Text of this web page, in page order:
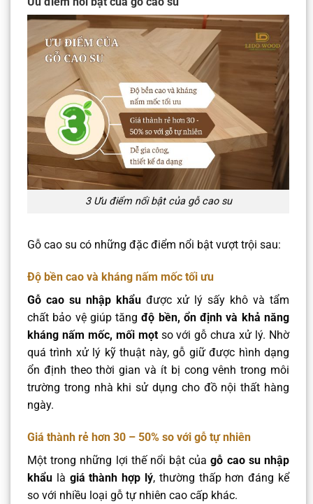
3 Ưu điểm nổi bật của gỗ cao su
Gỗ cao su có những đặc điểm nổi bật vượt trội sau:
Độ bền cao và kháng nấm mốc tối ưu
Gỗ cao su nhập khẩu được xử lý sấy khô và tẩm
chất bảo vệ giúp tăngđộ bền, ổn định và khả năng
kháng nấm mốc, mối mọtso với gỗ chưa xử lý. Nhờ
quá trình xử lý kỹ thuật này, gỗ giữ được hình dạng
ổn định theo thời gian và ít bị cong vênh trong môi
trường trong nhà khi sử dụng cho đồ nội thất hàng
ngày.
Giá thành rẻ hơn 30 – 50% so với gỗ tự nhiên
Một trong những lợi thế nổi bật củagỗ cao su nhập
khẩu là giá thành hợp lý, thường thấp hơn đáng kể
so với nhiều loại gỗ tự nhiên cao cấp khác.